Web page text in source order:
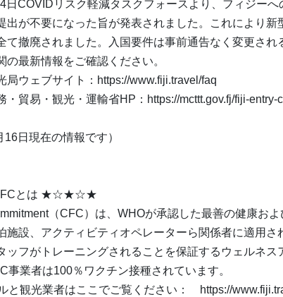
日COVIDリスク軽減タスクフォースより、フィジー
出が不要になった旨が発表されました。これにより
て撤廃されました。入国要件は事前通告なく変更さ
の最新情報をご確認ください。
局ウェブサイト：https://www.fiji.travel/faq
・貿易・観光・運輸省HP：https://mcttt.gov.fj/fiji-entry-
16日現在の情報です）
とは ★☆★☆★
（CFC）は、WHOが承認した最善の健康お
施設、アクティビティオペレーターら関係者に適用さ
ッフがトレーニングされることを保証するウェルネス
事業者は100％ワクチン接種されています。
と観光業者はここでご覧ください： https://